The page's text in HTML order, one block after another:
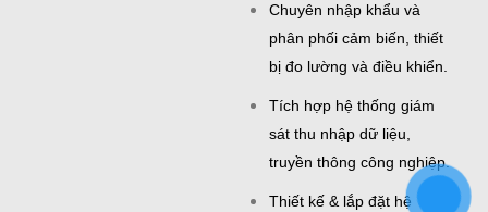
Chuyên nhập khẩu và
phân phối cảm biến, thiết
bị đo lường và điều khiển.
Tích hợp hệ thống giám
sát thu nhập dữ liệu,
truyền thông công nghiệp.
Thiết kế & lắp đặt hệ